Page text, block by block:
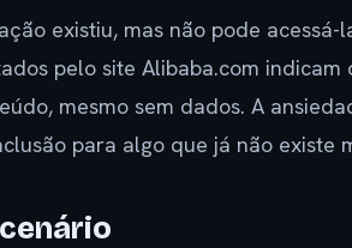
existiu, mas não pode acessá-
pelo site Alibaba.com indicam
mesmo sem dados. A
para algo que já não existe